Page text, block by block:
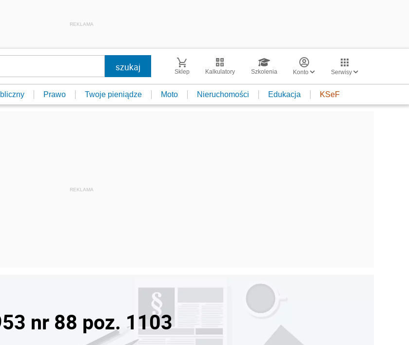
REKLAMA
Sklep Kalkulatory Szkolenia Konto Serwisy
Prawo Twoje pieniądze Moto Nieruchomości Edukacja KSeF
nr 88 poz. 1103